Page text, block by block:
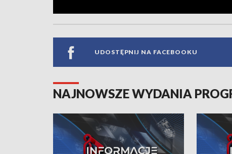
UDOSTĘPNIJ NA FACEBOOKU
NAJNOWSZE WYDANIA